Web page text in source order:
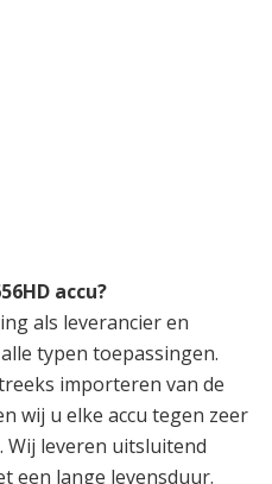
accu?
als leverancier en
typen toepassingen.
importeren van de
wij u elke accu tegen zeer
Wij leveren uitsluitend
een lange levensduur.